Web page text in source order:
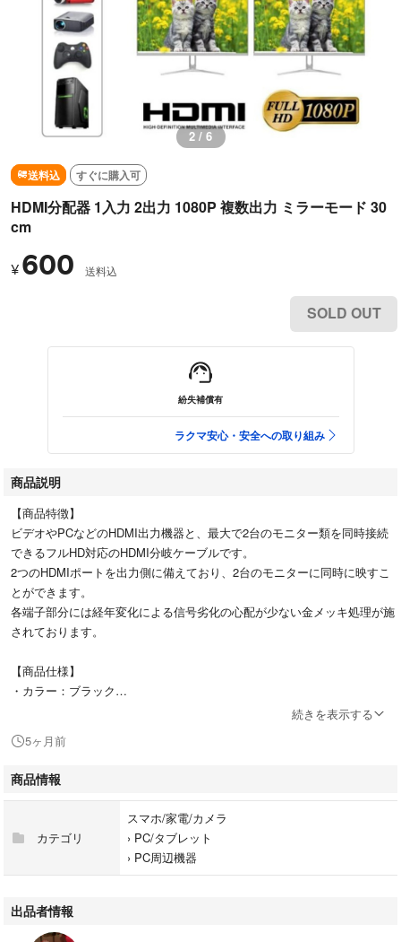
2 / 6
送料込 すぐに購入可
HDMI分配器 1入力 2出力 1080P 複数出力 ミラーモード 30
cm
¥ 600 送料込
SOLD OUT
紛失補償有
ラクマ安心・安全への取り組み
商品説明
【商品特徴】
ビデオやPCなどのHDMI出力機器と、最大で2台のモニター類を同時接続
できるフルHD対応のHDMI分岐ケーブルです。
2つのHDMIポートを出力側に備えており、2台のモニターに同時に映すこ
とができます。
各端子部分には経年変化による信号劣化の心配が少ない金メッキ処理が施
されております。
【商品仕様】
・カラー：ブラック
・入力端子：HDMI タイプA オス
・出力端子：HDMI タイプA メス×2ポート
・HDMIバージョン：V1.4
・対応解像度：1080p/1080i/720p/480p/480i
・最大転送速度(理論値)：10.2Gbps
・ケーブルタイプ：パッシブタイプ
・セット内容：HDMI分岐ケーブル本体のみ
【ご注意】
続きを表示する
5ヶ月前
商品情報
カテゴリ
スマホ/家電/カメラ
› PC/タブレット
› PC周辺機器
出品者情報